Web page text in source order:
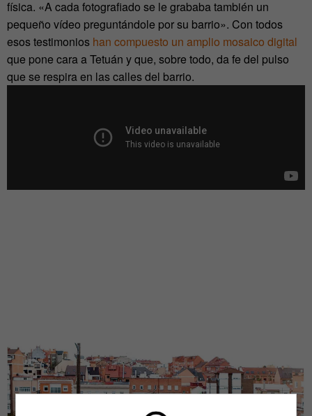
física. «A cada fotografiado se le grababa también un
pequeño vídeo preguntándole por su barrio». Con todos
esos testimonios han compuesto un amplio mosaico digital
que pone cara a Tetuán y que, sobre todo, da fe del pulso
que se respira en las calles del barrio.